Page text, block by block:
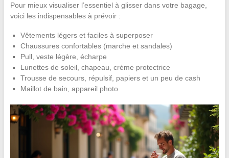
Pour mieux visualiser l’essentiel à glisser dans votre bagage,
voici les indispensables à prévoir :
Vêtements légers et faciles à superposer
Chaussures confortables (marche et sandales)
Pull, veste légère, écharpe
Lunettes de soleil, chapeau, crème protectrice
Trousse de secours, répulsif, papiers et un peu de cash
Maillot de bain, appareil photo